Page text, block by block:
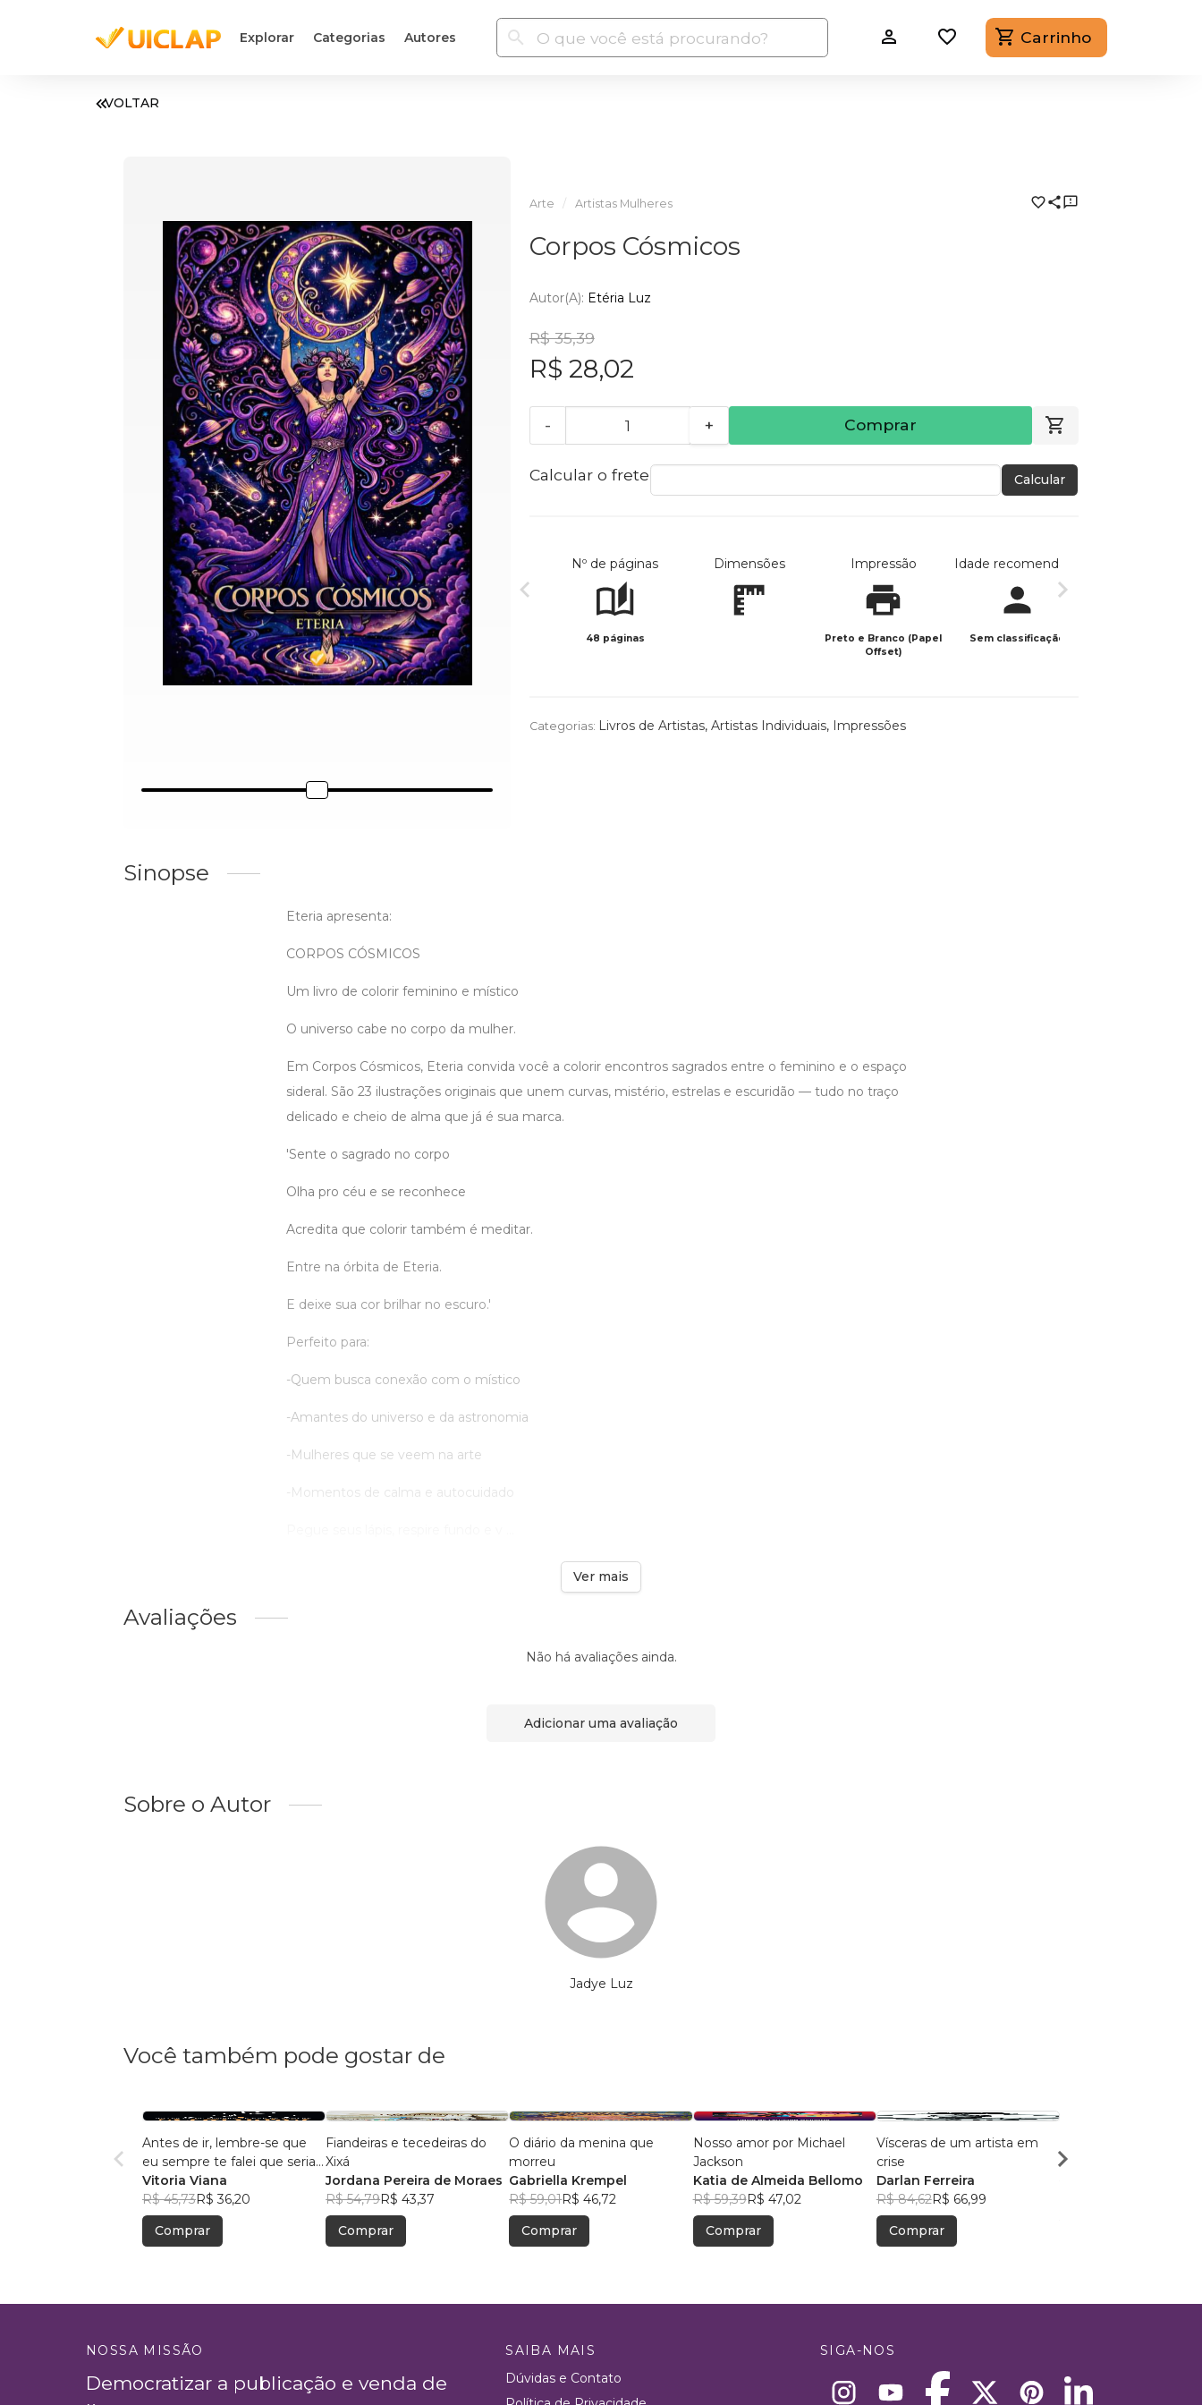
Explorar Categorias Autores Carrinho
VOLTAR
Arte Artistas Mulheres
Corpos Cósmicos
Autor(a): Etéria Luz
R$ 35,39
R$ 28,02
- + Comprar
Calcular o frete Calcular
Nº de páginas
48 páginas
Dimensões Impressão
Preto e Branco (Papel
Offset)
Idade recomendada
Sem classificação
Categorias: Livros de Artistas, Artistas Individuais, Impressões
Sinopse
Eteria apresenta:
CORPOS CÓSMICOS
Um livro de colorir feminino e místico
O universo cabe no corpo da mulher.
Em Corpos Cósmicos, Eteria convida você a colorir encontros sagrados entre o feminino e o espaço
sideral. São 23 ilustrações originais que unem curvas, mistério, estrelas e escuridão — tudo no traço
delicado e cheio de alma que já é sua marca.
'Sente o sagrado no corpo
Olha pro céu e se reconhece
Acredita que colorir também é meditar.
Entre na órbita de Eteria.
E deixe sua cor brilhar no escuro.'
Perfeito para:
-Quem busca conexão com o místico
-Amantes do universo e da astronomia
-Mulheres que se veem na arte
-Momentos de calma e autocuidado
Ver mais
Avaliações
Não há avaliações ainda.
Adicionar uma avaliação
Sobre o Autor
Jadye Luz
Você também pode gostar de
Antes de ir, lembre-se que
eu sempre te falei que seria
amor
Vitoria Viana
R$ 45,73R$ 36,20
Comprar
Fiandeiras e tecedeiras do
Xixá
Jordana Pereira de Moraes
R$ 54,79R$ 43,37
Comprar
O diário da menina que
morreu
Gabriella Krempel
R$ 59,01R$ 46,72
Comprar
Nosso amor por Michael
Jackson
Katia de Almeida Bellomo
R$ 59,39R$ 47,02
Comprar
Vísceras de um artista em
crise
Darlan Ferreira
R$ 84,62R$ 66,99
Comprar
Rafael Mota
NOSSA MISSÃO
Democratizar a publicação e venda de
SAIBA MAIS
Dúvidas e Contato
SIGA-NOS